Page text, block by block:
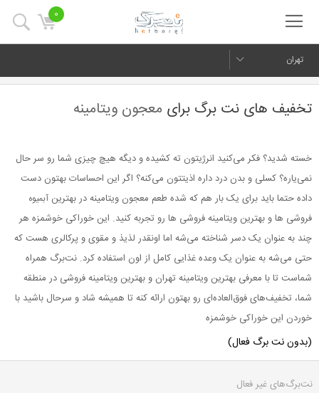
0
تهران
تخفیف های نت برگ برای معجون ویتامینه
خسته شدید؟ فکر می‌کنید انرژیتون ته کشیده و دیگه هیچ چیزی شما رو سر حال
نمی‌یاره؟ کسلی و بدن درد داره اذیتتون می‌کنه؟ اگر این احساسات بهتون دست
داده حتما باید برای یک بار هم که شده طعم معجون ویتامینه در بهترین آبمیوه
فروشی ها و بهترین ویتامینه فروشی ها رو تجربه کنید. این خوراکی خوشمزه هر
چند به عنوان یک دسر شناخته می‌شه اما اونقدر لذیذ و مقوی و پرکالری هست که
حتی می‌شه به عنوان یک وعده غذایی کامل از اون استفاده کرد. نت‌برگ همراه
شماست تا با معرفی بهترین ویتامینه تهران و بهترین ویتامینه فروشی در منطقه
شما، تخفیف‌های فوق‌العاده‌ای رو بهتون ارائه کنه تا همیشه شاد و سرحال باشید با
خوردن این خوراکی خوشمزه
(بدون نت برگ فعال)
نت‌برگ‌های غیر فعال